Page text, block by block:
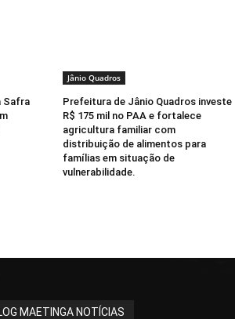
Safra
Jânio Quadros
Prefeitura de Jânio Quadros investe
R$ 175 mil no PAA e fortalece
agricultura familiar com
distribuição de alimentos para
famílias em situação de
vulnerabilidade.
MAETINGA NOTÍCIAS